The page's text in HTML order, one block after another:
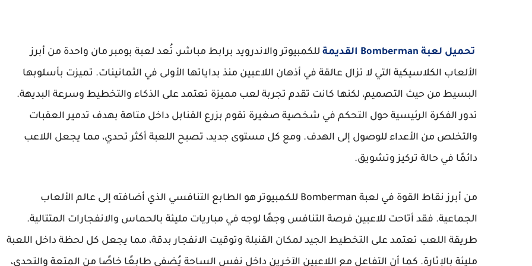
تحميل لعبة Bomberman القديمة
للكمبيوتر والاندرويد برابط مباشر، تُعد لعبة بومبر مان واحدة من أبرز
الألعاب الكلاسيكية التي لا تزال عالقة في أذهان اللاعبين منذ بداياتها الأولى في الثمانينات. تميزت بأسلوبها
البسيط من حيث التصميم، لكنها كانت تقدم تجربة لعب مميزة تعتمد على الذكاء والتخطيط وسرعة البديهة.
تدور الفكرة الرئيسية حول التحكم في شخصية صغيرة تقوم بزرع القنابل داخل متاهة بهدف تدمير العقبات
والتخلص من الأعداء للوصول إلى الهدف. ومع كل مستوى جديد، تصبح اللعبة أكثر تحدي، مما يجعل اللاعب
دائمًا في حالة تركيز وتشويق.
من أبرز نقاط القوة في لعبة Bomberman للكمبيوتر هو الطابع التنافسي الذي أضافته إلى عالم الألعاب
الجماعية. فقد أتاحت للاعبين فرصة التنافس وجهًا لوجه في مباريات مليئة بالحماس والانفجارات المتتالية.
طريقة اللعب تعتمد على التخطيط الجيد لمكان القنبلة وتوقيت الانفجار بدقة، مما يجعل كل لحظة داخل اللعبة
مليئة بالإثارة. كما أن التفاعل مع اللاعبين الآخرين داخل نفس الساحة يُضفي طابعًا خاصًا من المتعة والتحدي،